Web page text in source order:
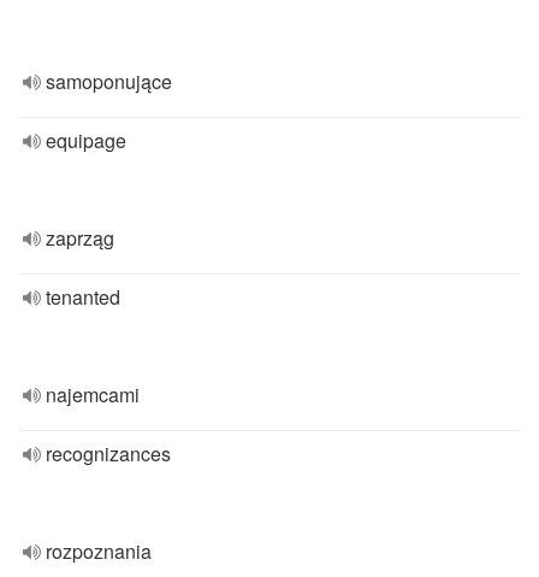
samoponujące
equipage
zaprząg
tenanted
najemcami
recognizances
rozpoznania